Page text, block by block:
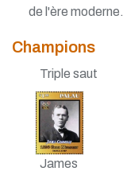
de l'ère moderne.
Champions
Triple saut
James